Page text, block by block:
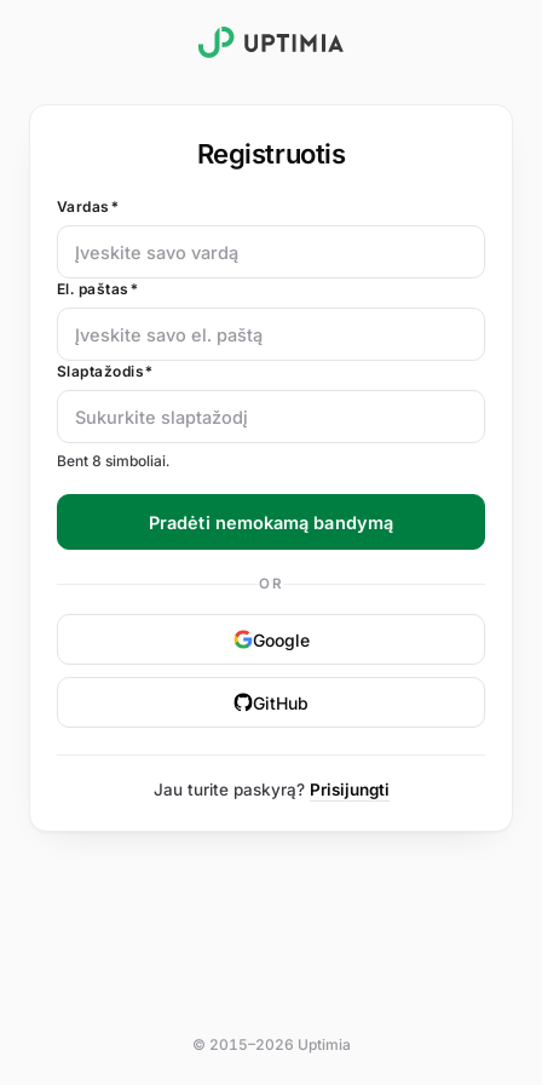
Registruotis
Vardas*
El. paštas*
Slaptažodis*
Bent 8 simboliai.
Pradėti nemokamą bandymą
OR
Google
GitHub
Jau turite paskyrą? Prisijungti
© 2015–2026 Uptimia